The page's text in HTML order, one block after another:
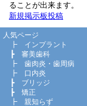
ることが出来ます。
新規掲示板投稿
人気ページ
┣ インプラント
┣ 審美歯科
┣ 歯肉炎・歯周病
┣ 口内炎
┣ ブリッジ
┣ 矯正
┣ 親知らず